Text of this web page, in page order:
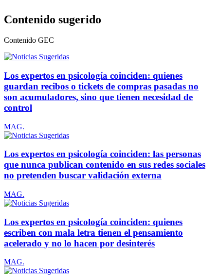
Contenido sugerido
Contenido GEC
Los expertos en psicología coinciden: quienes
guardan recibos o tickets de compras pasadas no
son acumuladores, sino que tienen necesidad de
control
MAG.
Los expertos en psicología coinciden: las personas
que nunca publican contenido en sus redes sociales
no pretenden buscar validación externa
MAG.
Los expertos en psicología coinciden: quienes
escriben con mala letra tienen el pensamiento
acelerado y no lo hacen por desinterés
MAG.